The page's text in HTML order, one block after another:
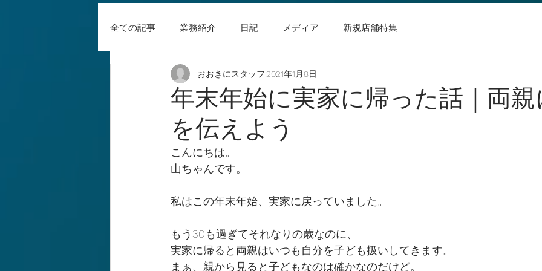
全ての記事 業務紹介 日記 メディア 新規店舗特集
年末年始に実家に帰った話｜両
を伝えよう
おおきにスタッフ2021年1月8日
こんにちは。
山ちゃんです。
私はこの年末年始、実家に戻っていました。
もう30も過ぎてそれなりの歳なのに、
実家に帰ると両親はいつも自分を子ども扱いしてきます。
まぁ、親から見ると子どもなのは確かなのだけど。